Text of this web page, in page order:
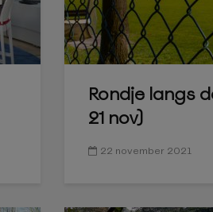
Rondje langs
21 nov)
22 november 2021